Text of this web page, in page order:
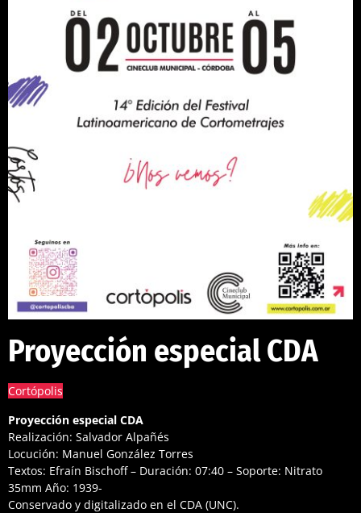
Proyección especial CDA
Cortópolis
Proyección especial CDA
Realización: Salvador Alpañés
Locución: Manuel González Torres
Textos: Efraín Bischoff – Duración: 07:40 – Soporte: Nitrato
35mm Año: 1939-
Conservado y digitalizado en el CDA (UNC).